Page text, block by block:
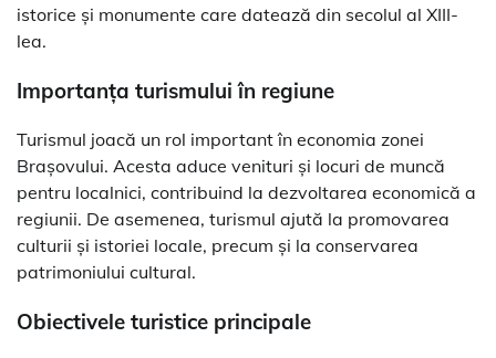
istorice și monumente care datează din secolul al XIII-
lea.
Importanța turismului în regiune
Turismul joacă un rol important în economia zonei
Brașovului. Acesta aduce venituri și locuri de muncă
pentru localnici, contribuind la dezvoltarea economică a
regiunii. De asemenea, turismul ajută la promovarea
culturii și istoriei locale, precum și la conservarea
patrimoniului cultural.
Obiectivele turistice principale